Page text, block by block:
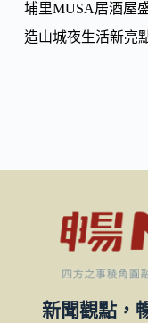
埔里MUSA居酒屋
造山城夜生活新亮
新聞觀點，